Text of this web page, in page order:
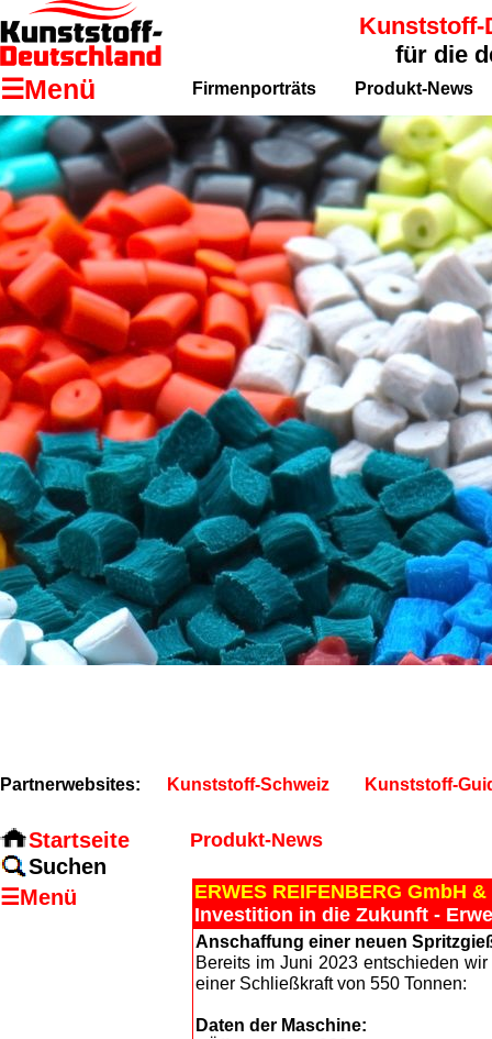
Produkt-News
ERWES REIFENBERG GmbH
Investition in die Zukunft -
Anschaffung einer neuen
Bereits im Juni 2023 entschieden
einer Schließkraft von 550 Tonnen:
Daten der Maschine:
Kunststoff-
für die
Startseite
Suchen
☰Menü
Partnerwebsites: Kunststoff-Schweiz Kunststoff-
☰Menü Firmenporträts Produkt-News